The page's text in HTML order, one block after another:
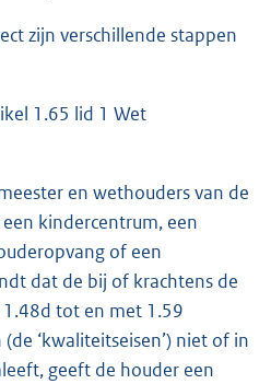
zijn verschillende stappen
1.65 lid 1 Wet
en wethouders van de
kindercentrum, een
of een
dat de bij of krachtens de
tot en met 1.59
‘kwaliteitseisen’) niet of in
geeft de houder een